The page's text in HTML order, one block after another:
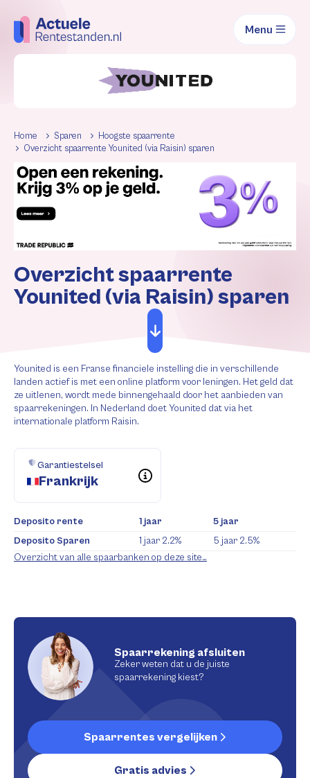
Menu
Home Sparen
Hoogste spaarrente
Overzicht spaarrente Younited (via Raisin) sparen
Overzicht spaarrente
Younited (via Raisin) sparen
Younited is een Franse financiele instelling die in verschillende
landen actief is met een online platform voor leningen. Het geld dat
ze uitlenen, wordt mede binnengehaald door het aanbieden van
spaarrekeningen. In Nederland doet Younited dat via het
internationale platform Raisin.
Garantiestelsel
Frankrijk
Deposito rente 1 jaar
5 jaar
Deposito Sparen
1 jaar 2.2% 5 jaar 2.5%
Overzicht van alle spaarbanken op deze site…
Spaarrekening afsluiten
Zeker weten dat u de juiste
spaarrekening kiest?
Spaarrentes vergelijken
Gratis advies